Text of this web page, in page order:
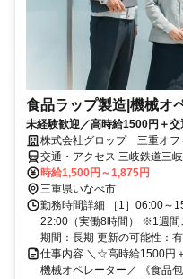
食品ラップ製造|機械オ
未経験歓迎／高時給1500円＋
株式会社グロップ 三重オフ
交通・アクセス 三岐鉄道三
時給1,500円～1,875円
三重県いなべ市
勤務時間詳細 ［1］06:00～
22:00（実働8時間） ※1週間
期間：長期 更新の可能性：
仕事内容 ＼☆高時給1500円
機械オペレーター／ 《食品